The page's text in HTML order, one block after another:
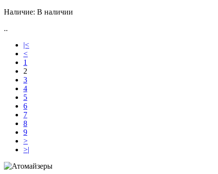
Наличие: В наличии
..
|<
<
1
2
3
4
5
6
7
8
9
>
>|